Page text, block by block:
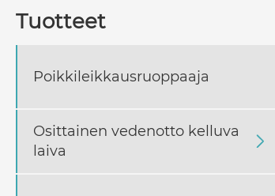
Tuotteet
Poikkileikkausruoppaaja
Osittainen vedenotto kelluva
laiva
